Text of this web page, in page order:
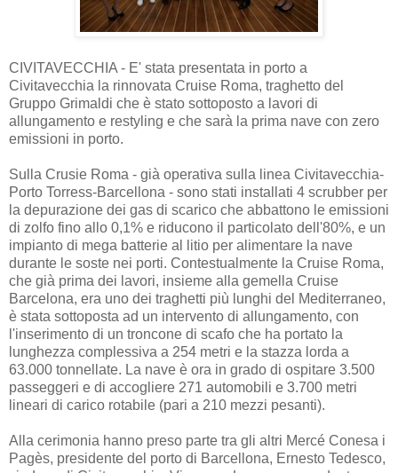
CIVITAVECCHIA - E' stata presentata in porto a
Civitavecchia la rinnovata Cruise Roma, traghetto del
Gruppo Grimaldi che è stato sottoposto a lavori di
allungamento e restyling e che sarà la prima nave con zero
emissioni in porto.
Sulla Crusie Roma - già operativa sulla linea Civitavecchia-
Porto Torress-Barcellona - sono stati installati 4 scrubber per
la depurazione dei gas di scarico che abbattono le emissioni
di zolfo fino allo 0,1% e riducono il particolato dell'80%, e un
impianto di mega batterie al litio per alimentare la nave
durante le soste nei porti. Contestualmente la Cruise Roma,
che già prima dei lavori, insieme alla gemella Cruise
Barcelona, era uno dei traghetti più lunghi del Mediterraneo,
è stata sottoposta ad un intervento di allungamento, con
l'inserimento di un troncone di scafo che ha portato la
lunghezza complessiva a 254 metri e la stazza lorda a
63.000 tonnellate. La nave è ora in grado di ospitare 3.500
passeggeri e di accogliere 271 automobili e 3.700 metri
lineari di carico rotabile (pari a 210 mezzi pesanti).
Alla cerimonia hanno preso parte tra gli altri Mercé Conesa i
Pagès, presidente del porto di Barcellona, Ernesto Tedesco,